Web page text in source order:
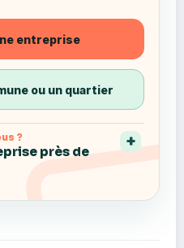
entreprise
ou un quartier
?
près de